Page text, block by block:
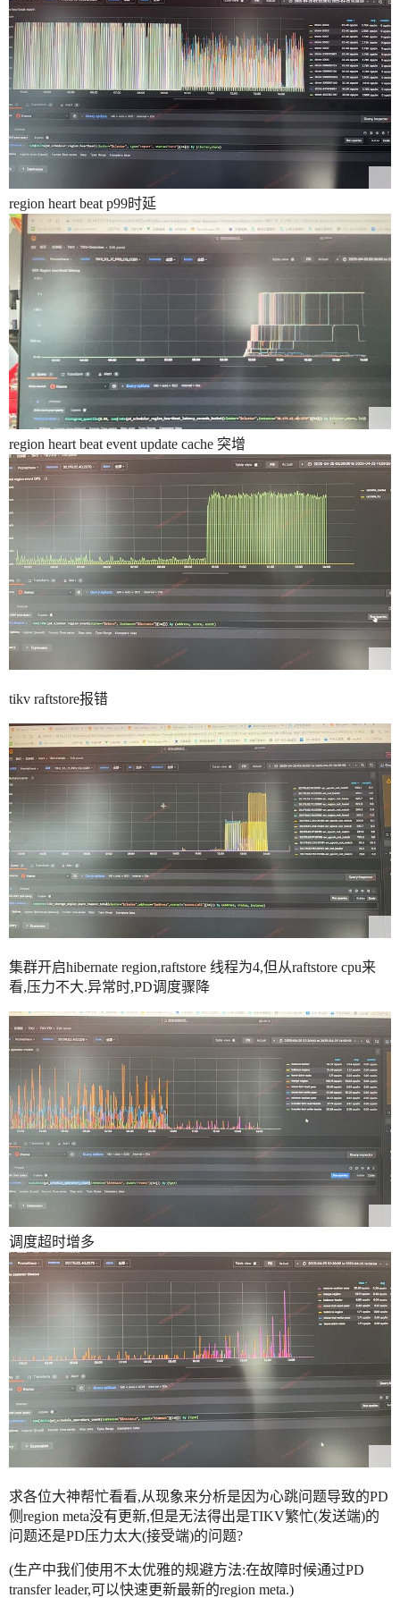
region heart beat p99时延
region heart beat event update cache 突增
tikv raftstore报错
集群开启hibernate region,raftstore 线程为4,但从raftstore cpu来
看,压力不大.异常时,PD调度骤降
调度超时增多
求各位大神帮忙看看,从现象来分析是因为心跳问题导致的PD
侧region meta没有更新,但是无法得出是TIKV繁忙(发送端)的
问题还是PD压力太大(接受端)的问题?
(生产中我们使用不太优雅的规避方法:在故障时候通过PD
transfer leader,可以快速更新最新的region meta.)